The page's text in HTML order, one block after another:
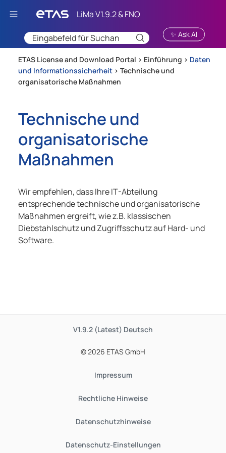
Zu Hauptinhalt springen
✨ Ask AI
ETAS License and Download Portal > Einführung > Daten
und Informationssicherheit > Technische und
organisatorische Maßnahmen
Technische und
organisatorische
Maßnahmen
Wir empfehlen, dass Ihre IT-Abteilung
entsprechende technische und organisatorische
Maßnahmen ergreift, wie z.B. klassischen
Diebstahlschutz und Zugriffsschutz auf Hard- und
Software.
V1.9.2 (Latest) Deutsch
© 2026 ETAS GmbH
Impressum
Rechtliche Hinweise
Datenschutzhinweise
Datenschutz-Einstellungen